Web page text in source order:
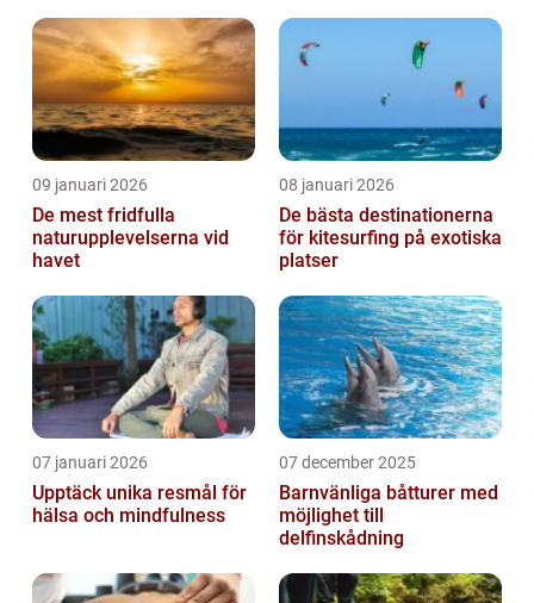
09 januari 2026
De mest fridfulla
naturupplevelserna vid
havet
08 januari 2026
De bästa destinationerna
för kitesurfing på exotiska
platser
07 januari 2026
Upptäck unika resmål för
hälsa och mindfulness
07 december 2025
Barnvänliga båtturer med
möjlighet till
delfinskådning